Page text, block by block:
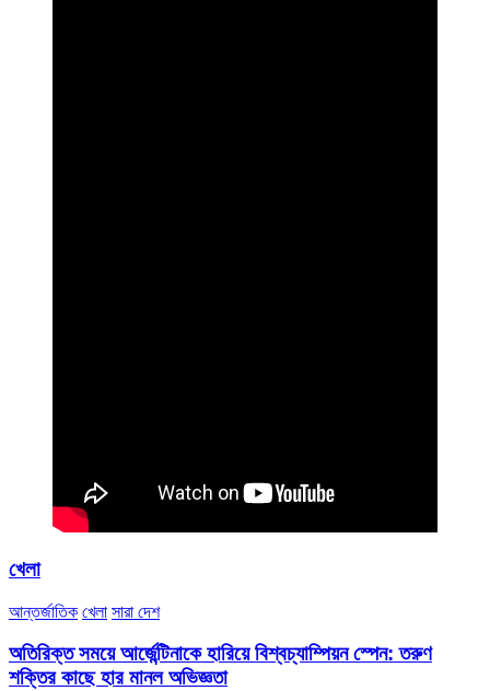
খেলা
আন্তর্জাতিক খেলা সারা দেশ
অতিরিক্ত সময়ে আর্জেন্টিনাকে হারিয়ে বিশ্বচ্যাম্পিয়ন স্পেন: তরুণ
শক্তির কাছে হার মানল অভিজ্ঞতা